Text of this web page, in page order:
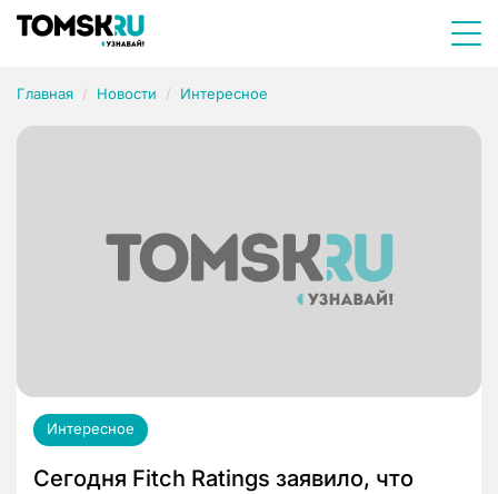
Главная Новости Интересное
Интересное
Сегодня Fitch Ratings заявило, что